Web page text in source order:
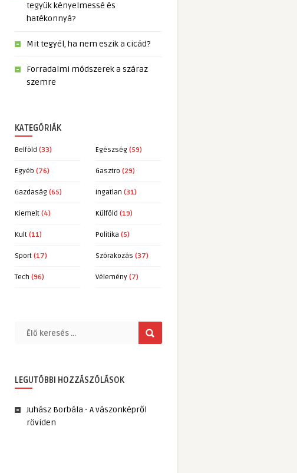
tegyük kényelmessé és
hatékonnyá?
Mit tegyél, ha nem eszik a cicád?
Forradalmi módszerek a száraz
szemre
KATEGÓRIÁK
Belföld (33) Egészség (59)
Egyéb (76) Gasztro (29)
Gazdaság (65) Ingatlan (31)
Kiemelt (4) Külföld (19)
Kult (11) Politika (5)
Sport (17) Szórakozás (37)
Tech (96) Vélemény (7)
LEGUTÓBBI HOZZÁSZÓLÁSOK
Juhász Borbála - A vászonképről
röviden